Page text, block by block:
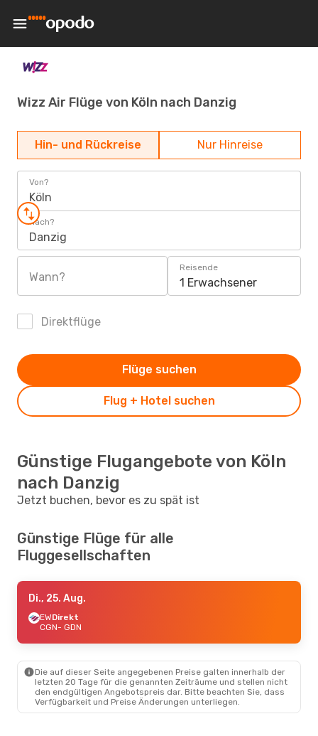
Wizz Air Flüge von Köln nach Danzig
Hin- und Rückreise Nur Hinreise
Von?
Köln
Nach?
Danzig
Wann?
Reisende
1 Erwachsener
Direktflüge
Flug + Hotel suchen
Flüge suchen
Günstige Flugangebote von Köln
nach Danzig
Jetzt buchen, bevor es zu spät ist
Günstige Flüge für alle
Fluggesellschaften
Di., 25. Aug.
EWDirekt
CGN- GDN
Die auf dieser Seite angegebenen Preise galten innerhalb der
letzten 20 Tage für die genannten Zeiträume und stellen nicht
den endgültigen Angebotspreis dar. Bitte beachten Sie, dass
Verfügbarkeit und Preise Änderungen unterliegen.